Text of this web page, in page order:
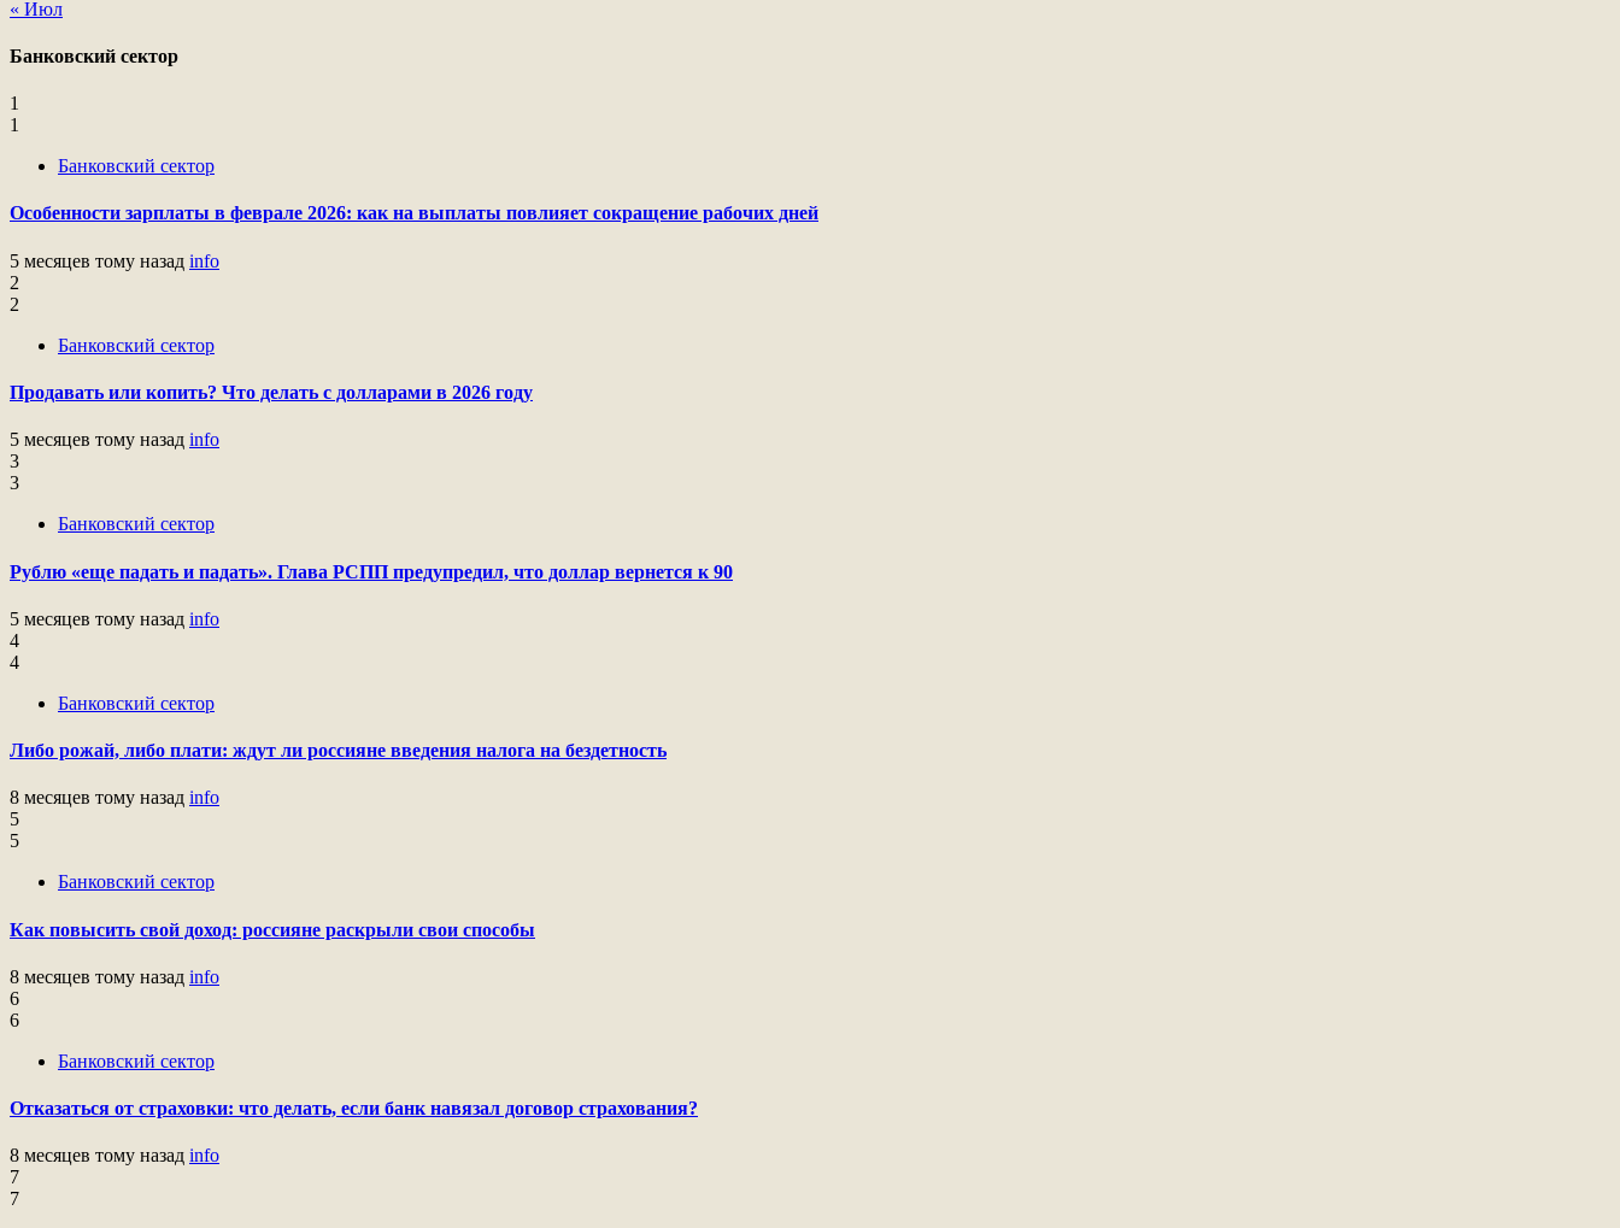
« Июл
Банковский сектор
1
1
Банковский сектор
Особенности зарплаты в феврале 2026: как на выплаты повлияет сокращение рабочих дней
5 месяцев тому назад info
2
2
Банковский сектор
Продавать или копить? Что делать с долларами в 2026 году
5 месяцев тому назад info
3
3
Банковский сектор
Рублю «еще падать и падать». Глава РСПП предупредил, что доллар вернется к 90
5 месяцев тому назад info
4
4
Банковский сектор
Либо рожай, либо плати: ждут ли россияне введения налога на бездетность
8 месяцев тому назад info
5
5
Банковский сектор
Как повысить свой доход: россияне раскрыли свои способы
8 месяцев тому назад info
6
6
Банковский сектор
Отказаться от страховки: что делать, если банк навязал договор страхования?
8 месяцев тому назад info
7
7